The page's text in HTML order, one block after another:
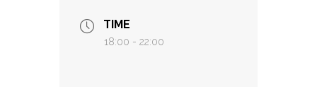
TIME
18:00 - 22:00